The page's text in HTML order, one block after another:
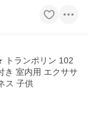
ランポリン 102
き 室内用 エクササ
ス 子供